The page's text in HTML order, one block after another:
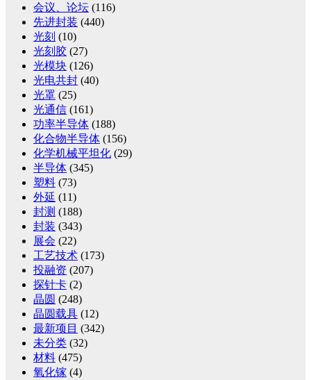
会议、论坛 (116)
先进封装 (440)
光刻 (10)
光刻胶 (27)
光模块 (126)
光电共封 (40)
光罩 (25)
光通信 (161)
功率半导体 (188)
化合物半导体 (156)
化学机械平坦化 (29)
半导体 (345)
塑料 (73)
外延 (11)
封测 (188)
封装 (343)
展会 (22)
工艺技术 (173)
投融资 (207)
探针卡 (2)
晶圆 (248)
晶圆载具 (12)
最新项目 (342)
未分类 (32)
材料 (475)
氧化镓 (4)